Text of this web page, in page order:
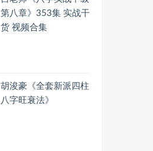
第八章》353集 实战干
货 视频合集
胡浚豪《全套新派四柱
八字旺衰法》